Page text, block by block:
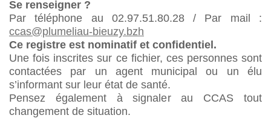
Se renseigner ?
Par téléphone au 02.97.51.80.28 / Par mail :
ccas@plumeliau-bieuzy.bzh
Ce registre est nominatif et confidentiel.
Une fois inscrites sur ce fichier, ces personnes sont
contactées par un agent municipal ou un élu
s’informant sur leur état de santé.
Pensez également à signaler au CCAS tout
changement de situation.